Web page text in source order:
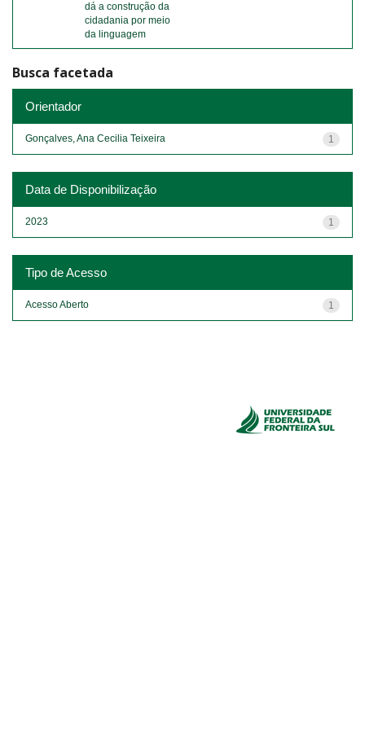
dá a construção da
cidadania por meio
da linguagem
Busca facetada
Orientador
1
Gonçalves, Ana Cecilia Teixeira
Data de Disponibilização
1
2023
Tipo de Acesso
1
Acesso Aberto